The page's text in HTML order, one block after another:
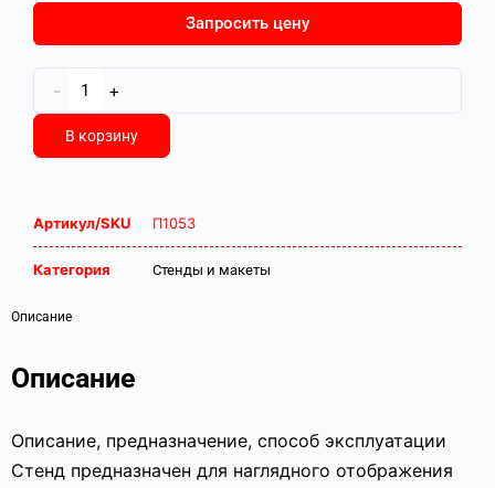
Запросить цену
- +
В корзину
Артикул/SKU П1053
Категория Стенды и макеты
Описание
Описание
Описание, предназначение, способ эксплуатации
Стенд предназначен для наглядного отображения